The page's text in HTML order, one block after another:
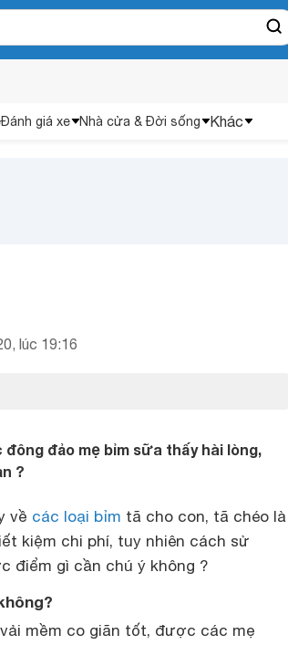
Đánh giá xe Nhà cửa & Đời sống Khác
lúc 19:16
đảo mẹ bỉm sữa thấy hài lòng,
?
về các loại bỉm tã cho con, tã chéo là
kiệm chi phí, tuy nhiên cách sử
điểm gì cần chú ý không ?
mềm co giãn tốt, được các mẹ